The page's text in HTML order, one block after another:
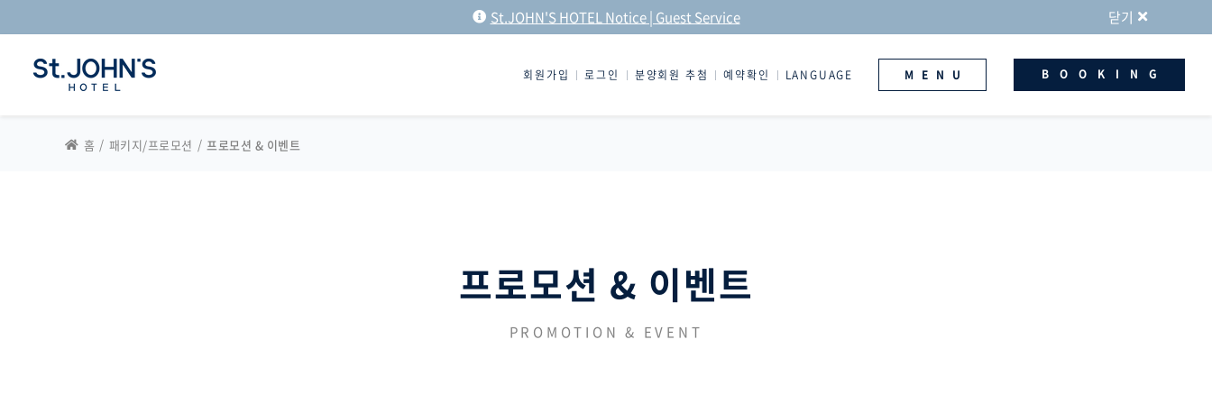
St.JOHN'S HOTEL Notice | Guest Service 닫기
회원가입 로그인 분양회원 추첨 예약확인 LANGUAGE MENU BOOKING
홈 패키지/프로모션 프로모션 & 이벤트
프로모션 & 이벤트
PROMOTION & EVENT